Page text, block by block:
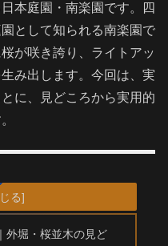
本庭園・南楽園です。四
として知られる南楽園で
が咲き誇り、ライトアッ
み出します。今回は、実
に、見どころから実用的
外堀・桜並木の見ど